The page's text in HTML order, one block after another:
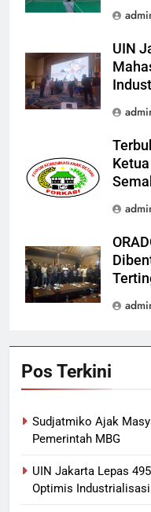
UIN
Pos Terkini
Sudjatmiko Ajak
Pemerintah MBG
UIN Jakarta Lepas
Optimis